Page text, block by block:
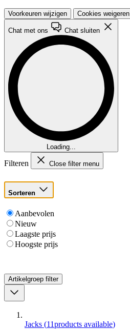
Voorkeuren wijzigen Cookies weigeren
Chat met ons Chat sluiten
Loading...
Filteren Close filter menu
Sorteren
Aanbevolen
Nieuw
Laagste prijs
Hoogste prijs
Artikelgroep filter
Jacks (11products available)